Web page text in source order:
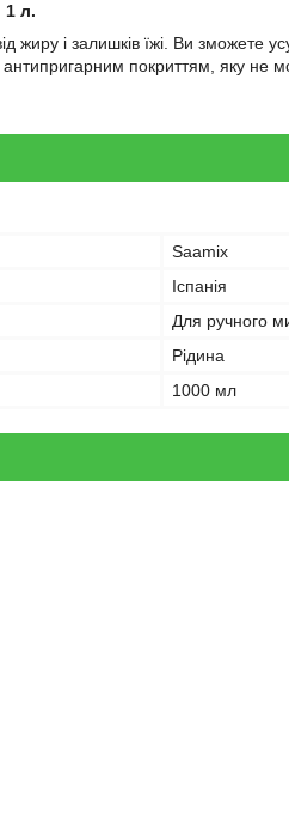
1 л.
і залишків їжі. Ви зможете
покриттям, яку не
Saamix
Іспанія
Для ручного
Рідина
1000 мл